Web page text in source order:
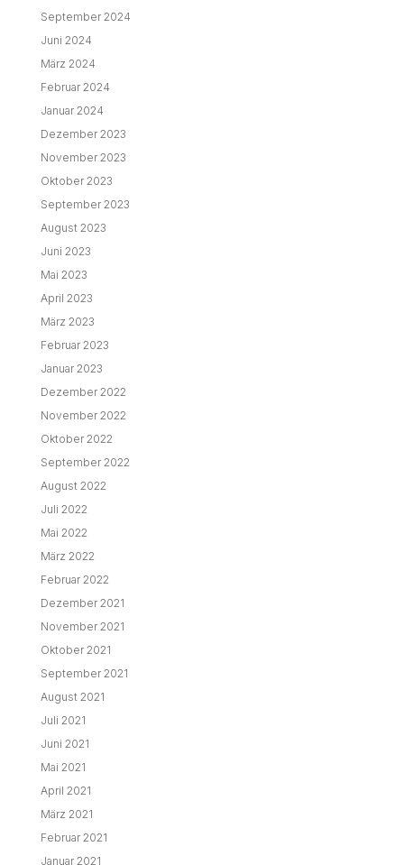
September 2024
Juni 2024
März 2024
Februar 2024
Januar 2024
Dezember 2023
November 2023
Oktober 2023
September 2023
August 2023
Juni 2023
Mai 2023
April 2023
März 2023
Februar 2023
Januar 2023
Dezember 2022
November 2022
Oktober 2022
September 2022
August 2022
Juli 2022
Mai 2022
März 2022
Februar 2022
Dezember 2021
November 2021
Oktober 2021
September 2021
August 2021
Juli 2021
Juni 2021
Mai 2021
April 2021
März 2021
Februar 2021
Januar 2021